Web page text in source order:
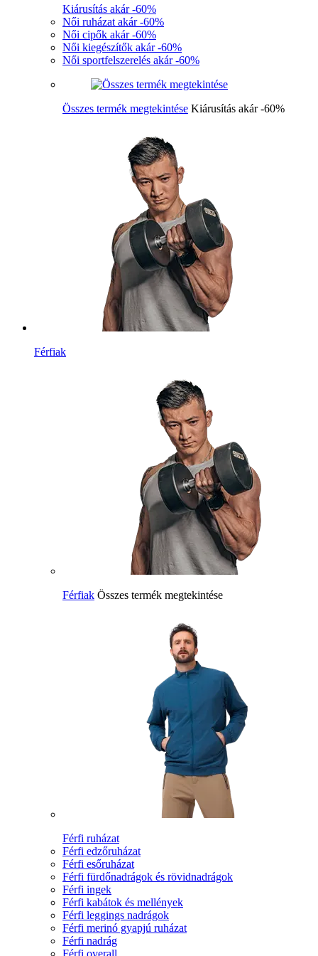
Kiárusítás akár -60%
Női ruházat akár -60%
Női cipők akár -60%
Női kiegészítők akár -60%
Női sportfelszerelés akár -60%
Összes termék megtekintése Kiárusítás akár -60%
Férfiak
Férfiak Összes termék megtekintése
Férfi ruházat
Férfi edzőruházat
Férfi esőruházat
Férfi fürdőnadrágok és rövidnadrágok
Férfi ingek
Férfi kabátok és mellények
Férfi leggings nadrágok
Férfi merinó gyapjú ruházat
Férfi nadrág
Férfi overall